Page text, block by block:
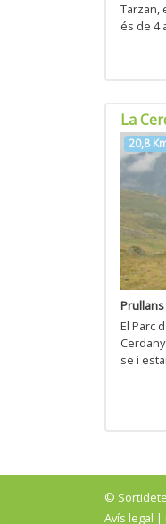
Tarzan,
és de 4
La
20,8
Prullans
El Parc
se i
©
Avís legal |